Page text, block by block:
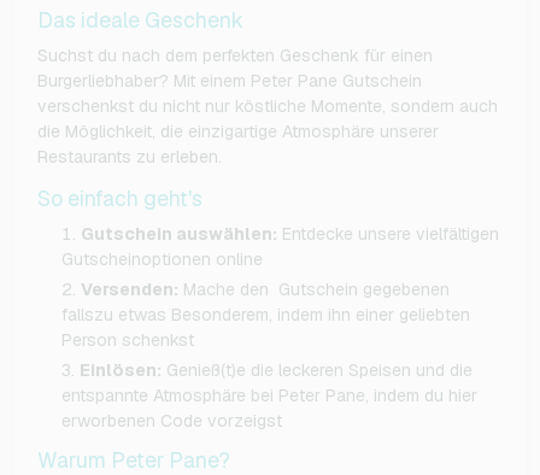
Das ideale Geschenk
Suchst du nach dem perfekten Geschenk für einen
Burgerliebhaber? Mit einem Peter Pane Gutschein
verschenkst du nicht nur köstliche Momente, sondern auch
die Möglichkeit, die einzigartige Atmosphäre unserer
Restaurants zu erleben.
So einfach geht's
Gutschein auswählen: Entdecke unsere vielfältigen
Gutscheinoptionen online
Versenden: Mache den Gutschein gegebenen
fallszu etwas Besonderem, indem ihn einer geliebten
Person schenkst
Einlösen: Genieß(t)e die leckeren Speisen und die
entspannte Atmosphäre bei Peter Pane, indem du hier
erworbenen Code vorzeigst
Warum Peter Pane?